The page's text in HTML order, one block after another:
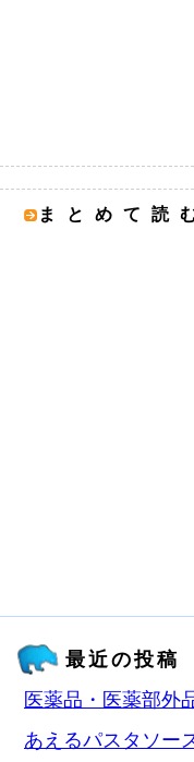
まとめて読
最近の投稿
医薬品・医薬部外
あえるパスタソー